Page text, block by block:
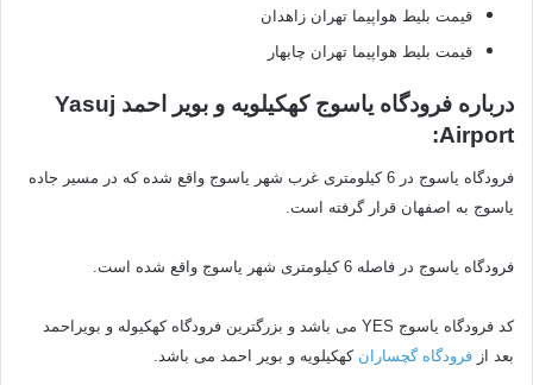
قیمت بلیط هواپیما تهران زاهدان
قیمت بلیط هواپیما تهران چابهار
درباره فرودگاه یاسوج کهکیلویه و بویر احمد Yasuj
Airport:
فرودگاه یاسوج در 6 کیلومتری غرب شهر یاسوج واقع شده که در مسیر جاده
یاسوج به اصفهان قرار گرفته است.
فرودگاه یاسوج در فاصله 6 کیلومتری شهر یاسوج واقع شده است.
کد فرودگاه یاسوج YES می باشد و بزرگترین فرودگاه کهکیوله و بویراحمد
بعد از فرودگاه گچساران کهکیلویه و بویر احمد می باشد.